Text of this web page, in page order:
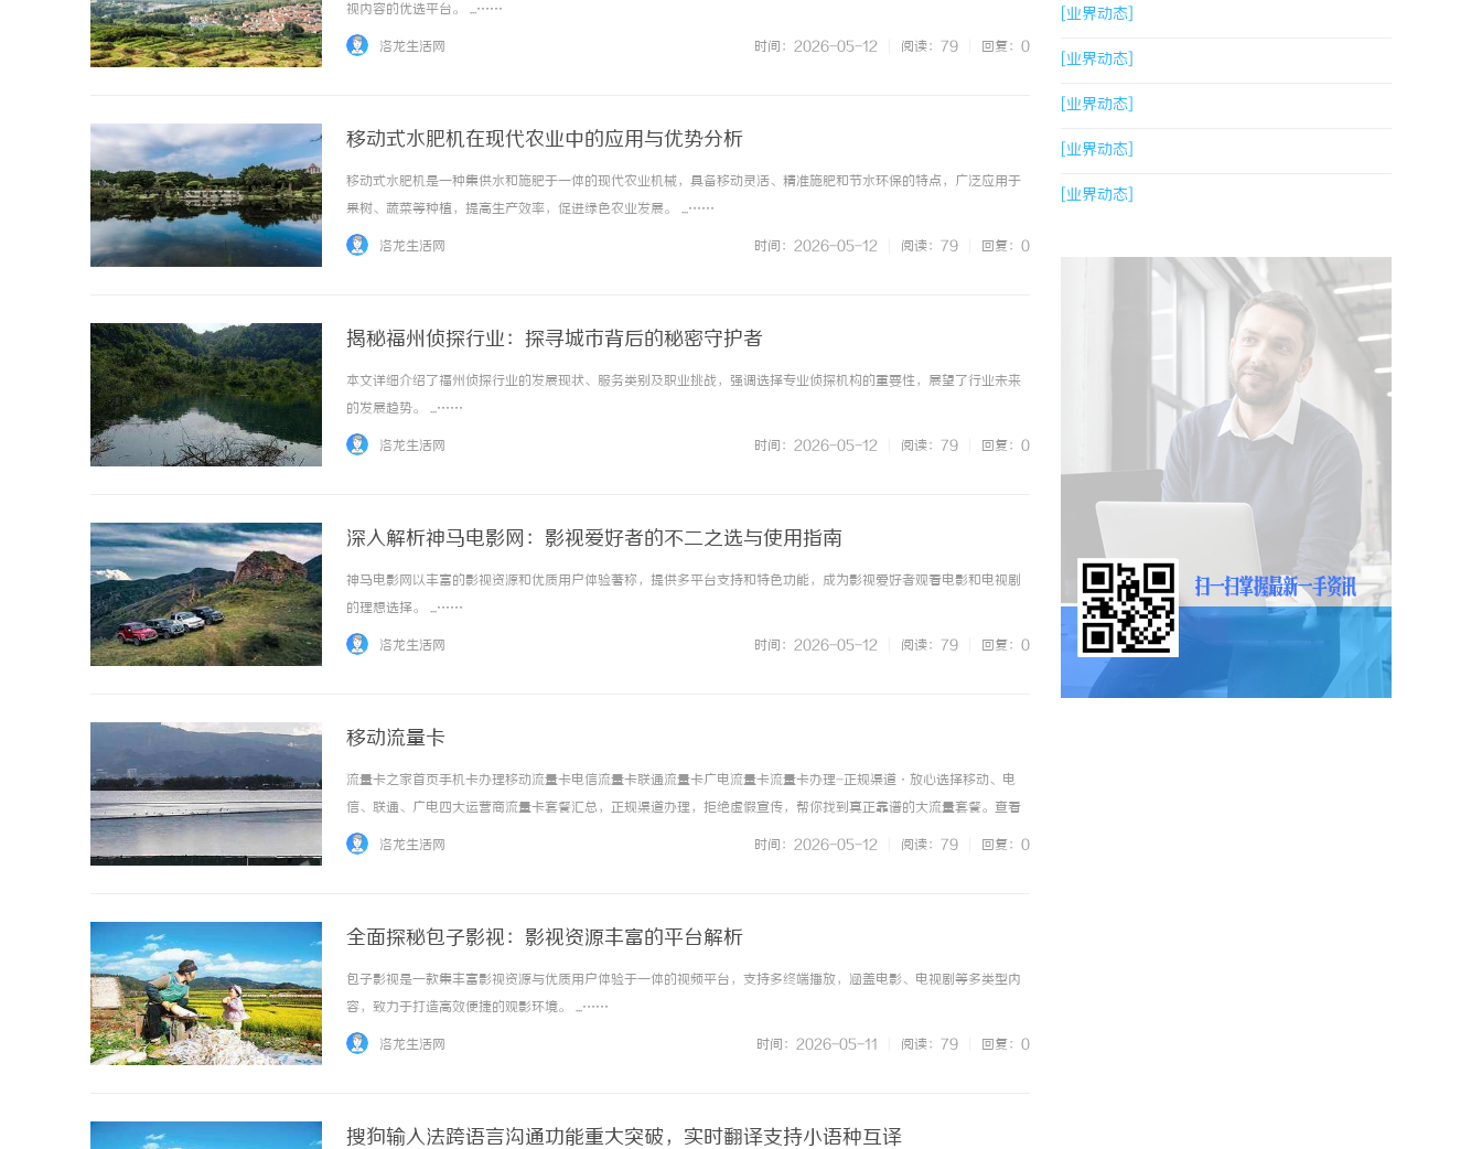
视内容的优选平台。 ...……
洛龙生活网 时间：2026-05-12 阅读：79 回复：0
移动式水肥机在现代农业中的应用与优势分析
移动式水肥机是一种集供水和施肥于一体的现代农业机械，具备移动灵活、精准施肥和节水环保的特点，广泛应用于
果树、蔬菜等种植，提高生产效率，促进绿色农业发展。 ...……
洛龙生活网 时间：2026-05-12 阅读：79 回复：0
揭秘福州侦探行业：探寻城市背后的秘密守护者
本文详细介绍了福州侦探行业的发展现状、服务类别及职业挑战，强调选择专业侦探机构的重要性，展望了行业未来
的发展趋势。 ...……
洛龙生活网 时间：2026-05-12 阅读：79 回复：0
深入解析神马电影网：影视爱好者的不二之选与使用指南
神马电影网以丰富的影视资源和优质用户体验著称，提供多平台支持和特色功能，成为影视爱好者观看电影和电视剧
的理想选择。 ...……
洛龙生活网 时间：2026-05-12 阅读：79 回复：0
移动流量卡
流量卡之家首页手机卡办理移动流量卡电信流量卡联通流量卡广电流量卡流量卡办理-正规渠道·放心选择移动、电
信、联通、广电四大运营商流量卡套餐汇总，正规渠道办理，拒绝虚假宣传，帮你找到真正靠谱的大流量套餐。查看
大流量卡列表流量卡分类四大运营商套餐分类浏览，找到适合你的流量卡手机卡办理免费申请·在线办理移动流量卡
洛龙生活网 时间：2026-05-12 阅读：79 回复：0
全面探秘包子影视：影视资源丰富的平台解析
包子影视是一款集丰富影视资源与优质用户体验于一体的视频平台，支持多终端播放，涵盖电影、电视剧等多类型内
容，致力于打造高效便捷的观影环境。 ...……
洛龙生活网 时间：2026-05-11 阅读：79 回复：0
搜狗输入法跨语言沟通功能重大突破，实时翻译支持小语种互译
[业界动态]
[业界动态]
[业界动态]
[业界动态]
[业界动态]